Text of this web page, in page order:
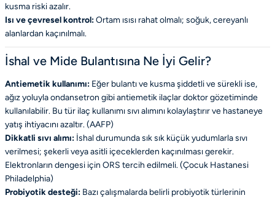
kusma riski azalır.
Isı ve çevresel kontrol:Ortam ısısı rahat olmalı; soğuk, cereyanlı
alanlardan kaçınılmalı.
İshal ve Mide Bulantısına Ne İyi Gelir?
Antiemetik kullanımı: Eğer bulantı ve kusma şiddetli ve sürekli ise,
ağız yoluyla ondansetron gibi antiemetik ilaçlar doktor gözetiminde
kullanılabilir. Bu tür ilaç kullanımı sıvı alımını kolaylaştırır ve hastaneye
yatış ihtiyacını azaltır. (AAFP)
Dikkatli sıvı alımı: İshal durumunda sık sık küçük yudumlarla sıvı
verilmesi; şekerli veya asitli içeceklerden kaçınılması gerekir.
Elektronların dengesi için ORS tercih edilmeli. (Çocuk Hastanesi
Philadelphia)
Probiyotik desteği: Bazı çalışmalarda belirli probiyotik türlerinin